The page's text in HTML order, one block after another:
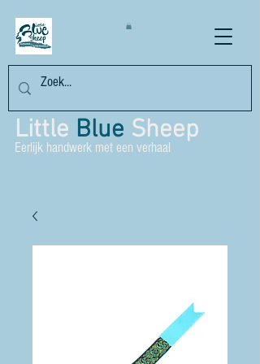
Little Blue Sheep
Eerlijk handwerk met een verhaal